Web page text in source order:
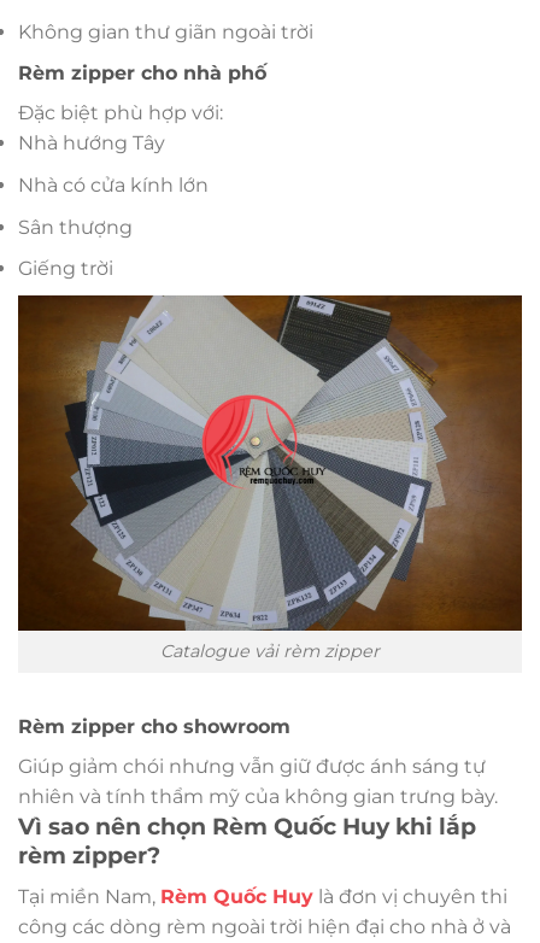
Không gian thư giãn ngoài trời
Rèm zipper cho nhà phố
Đặc biệt phù hợp với:
Nhà hướng Tây
Nhà có cửa kính lớn
Sân thượng
Giếng trời
Catalogue vải rèm zipper
Rèm zipper cho showroom
Giúp giảm chói nhưng vẫn giữ được ánh sáng tự
nhiên và tính thẩm mỹ của không gian trưng bày.
Vì sao nên chọn Rèm Quốc Huy khi lắp
rèm zipper?
Tại miền Nam, Rèm Quốc Huy là đơn vị chuyên thi
công các dòng rèm ngoài trời hiện đại cho nhà ở và